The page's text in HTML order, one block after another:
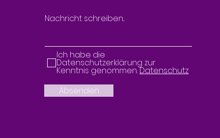
Ich habe die
Datenschutzerklärung zur
Kenntnis genommen.Datenschutz
Absenden